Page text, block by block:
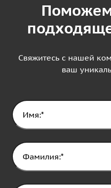
Свяжитесь с нашей
ваш